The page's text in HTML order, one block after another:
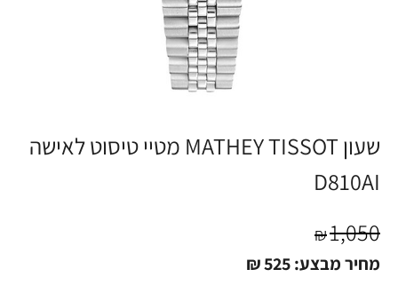
שעון MATHEY TISSOT מטיי טיסוט לאישה
D810AI
₪1,050
מחיר מבצע: ₪525